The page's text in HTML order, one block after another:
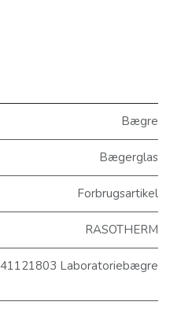
Bægre
Bægerglas
Forbrugsartikel
RASOTHERM
41121803 Laboratoriebægre